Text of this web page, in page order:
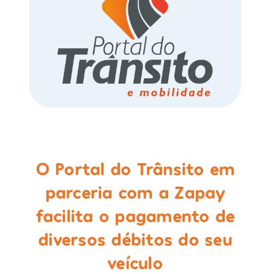
O Portal do Trânsito em
parceria com a Zapay
facilita o pagamento de
diversos débitos do seu
veículo